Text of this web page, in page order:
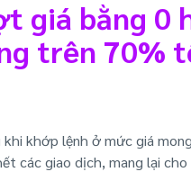
giá bằng 0
trên 70%
khi khớp lệnh ở mức giá
các giao dịch, mang lại